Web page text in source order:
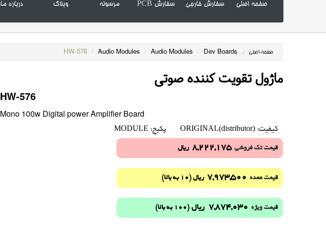
صفحه اصلی سفارش خارجی سفارش PCB مرسوله وبلاگ درباره ما
صفحه اصلی /
Dev Boards
/
Audio Modules
/
Audio Modules
/
HW-576
ماژول تقویت کننده صوتی
HW-576
Mono 100w Digital power Amplifier Board
کیفیت: ORIGINAL(distributor) پکیج: MODULE
قیمت تک فروشی8,222,175 ریال
قیمت عمده 7,973,500 ریال (10 به بالا)
قیمت ویژه 7,874,030 ریال (100 به بالا)